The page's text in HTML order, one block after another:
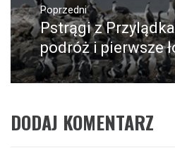
wpisuPoprzedni
Poprzedni
wpis:
Pstrągi z
podróż i pierwsze
DODAJ KOMENTARZ